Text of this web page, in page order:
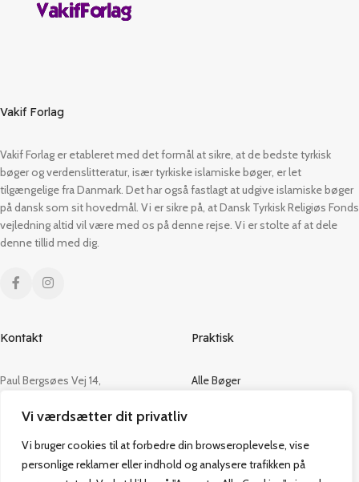
Vi værdsætter dit privatliv
Vi bruger cookies til at forbedre din browseroplevelse, vise
personlige reklamer eller indhold og analysere trafikken på
Vakif Forlag
Vakif Forlag er etableret med det formål at sikre, at de bedste tyrkisk
bøger og verdenslitteratur, især tyrkiske islamiske bøger, er let
tilgængelige fra Danmark. Det har også fastlagt at udgive islamiske bøger
på dansk som sit hovedmål. Vi er sikre på, at Dansk Tyrkisk Religiøs Fonds
vejledning altid vil være med os på denne rejse. Vi er stolte af at dele
denne tillid med dig.
Kontakt
Paul Bergsøes Vej 14,
CVR: 42813915
admin@vakifforlag.dk
+45 26 24 2354
Praktisk
Alle Bøger
Kontakt